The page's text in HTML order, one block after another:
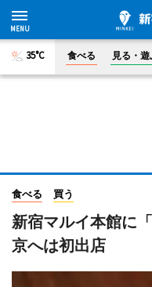
35°C 食べる 見る・遊
食べる 買う
新宿マルイ本館に
京へは初出店